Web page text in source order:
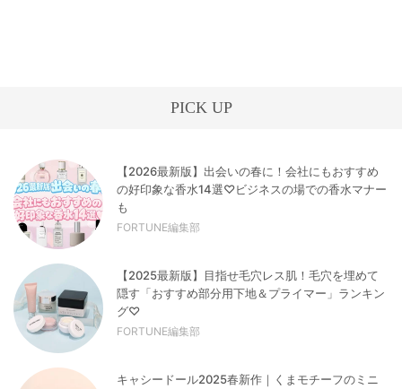
PICK UP
【2026最新版】出会いの春に！会社にもおすすめ
の好印象な香水14選♡ビジネスの場での香水マナー
も
FORTUNE編集部
【2025最新版】目指せ毛穴レス肌！毛穴を埋めて
隠す「おすすめ部分用下地＆プライマー」ランキン
グ♡
FORTUNE編集部
キャシードール2025春新作｜くまモチーフのミニ